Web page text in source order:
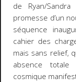
de Ryan/
promesse d’un
séquence
cahier des
mais sans relief,
absence
cosmique